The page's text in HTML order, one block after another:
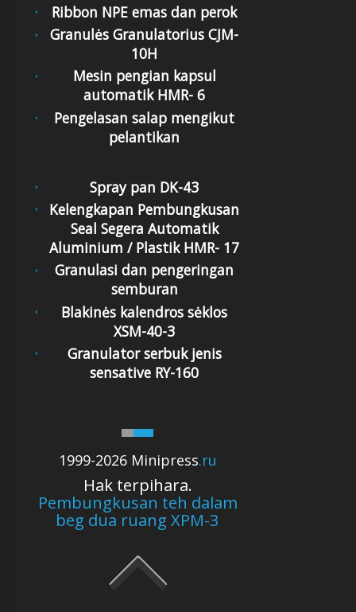
Ribbon NPE emas dan perok
Granulės Granulatorius CJM-
10H
Mesin pengian kapsul
automatik HMR- 6
Pengelasan salap mengikut
pelantikan
1999-2026 Minipress.ru
Hak terpihara.
Pembungkusan teh dalam
beg dua ruang XPM-3
Spray pan DK-43
Kelengkapan Pembungkusan
Seal Segera Automatik
Aluminium / Plastik HMR- 17
Granulasi dan pengeringan
semburan
Blakinės kalendros sėklos
XSM-40-3
Granulator serbuk jenis
sensative RY-160